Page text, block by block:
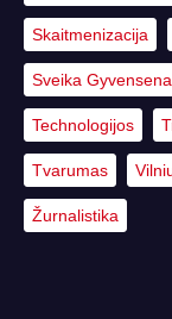
Skaitmenizacija
Sveika Gyvensena
Technologijos
Tvarumas
Žurnalistika